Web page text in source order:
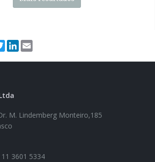
TwitterLinkedIn
M. Lindemberg Monteiro,185
3601 5334